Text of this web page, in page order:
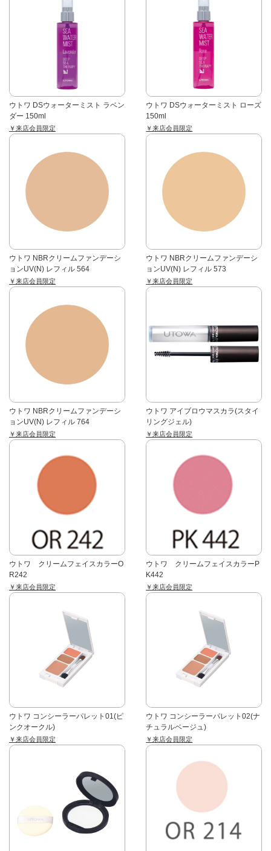
ウトワ DSウォーターミスト ラベン
ダー 150ml
￥来店会員限定
ウトワ DSウォーターミスト ローズ
150ml
￥来店会員限定
ウトワ NBRクリームファンデーシ
ョンUV(N) レフィル 564
￥来店会員限定
ウトワ NBRクリームファンデーシ
ョンUV(N) レフィル 573
￥来店会員限定
ウトワ NBRクリームファンデーシ
ョンUV(N) レフィル 764
￥来店会員限定
ウトワ アイブロウマスカラ(スタイ
リングジェル)
￥来店会員限定
ウトワ クリームフェイスカラーO
R242
￥来店会員限定
ウトワ クリームフェイスカラーP
K442
￥来店会員限定
ウトワ コンシーラーパレット01(ピ
ンクオークル)
￥来店会員限定
ウトワ コンシーラーパレット02(ナ
チュラルベージュ)
￥来店会員限定